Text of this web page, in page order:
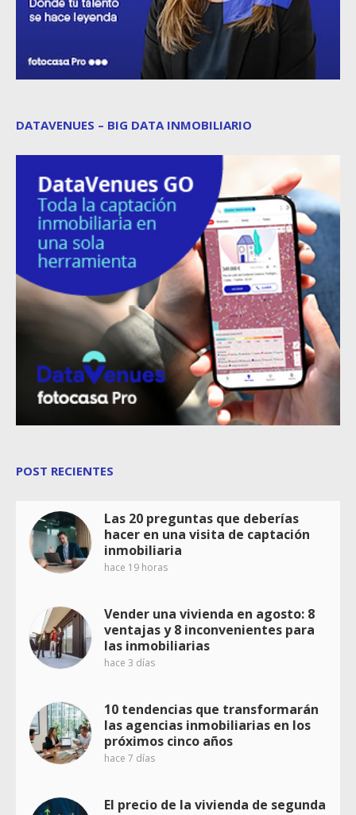
DATAVENUES – BIG DATA INMOBILIARIO
POST RECIENTES
Las 20 preguntas que deberías
hacer en una visita de captación
inmobiliaria
hace 19 horas
Vender una vivienda en agosto: 8
ventajas y 8 inconvenientes para
las inmobiliarias
hace 3 días
10 tendencias que transformarán
las agencias inmobiliarias en los
próximos cinco años
hace 7 días
El precio de la vivienda de segunda